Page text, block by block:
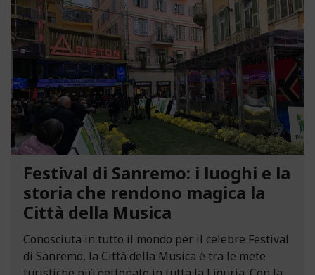
Festival di Sanremo: i luoghi e la
storia che rendono magica la
Città della Musica
Conosciuta in tutto il mondo per il celebre Festival
di Sanremo, la Città della Musica è tra le mete